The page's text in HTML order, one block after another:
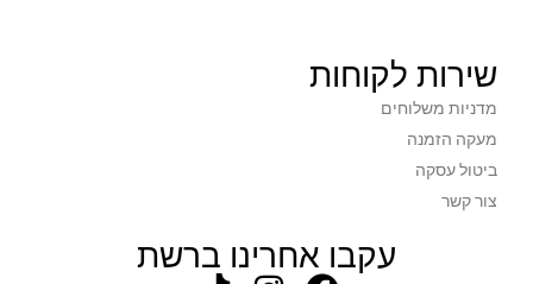
שירות לקוחות
מדניות משלוחים
מעקה הזמנה
ביטול עסקה
צור קשר
עקבו אחרינו ברשת